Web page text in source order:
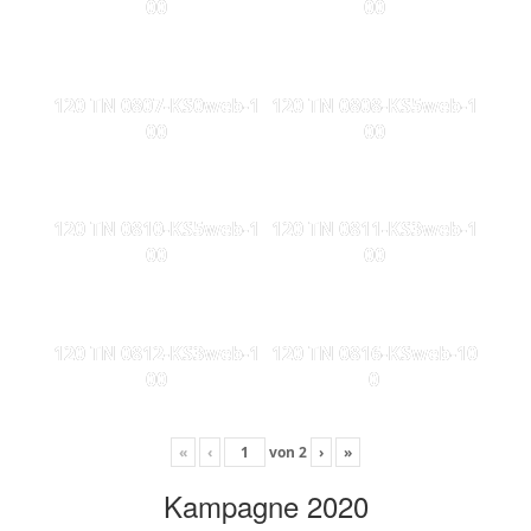
00 00
120 TN 0807-KS0web-1
00
120 TN 0808-KS5web-1
00
120 TN 0810-KS5web-1
00
120 TN 0811-KS3web-1
00
120 TN 0812-KS3web-1
00
120 TN 0816-KSweb-10
0
« ‹ von 2 › »
Kampagne 2020